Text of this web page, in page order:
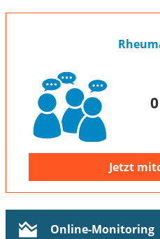
0
Jetzt
Online-Monitoring